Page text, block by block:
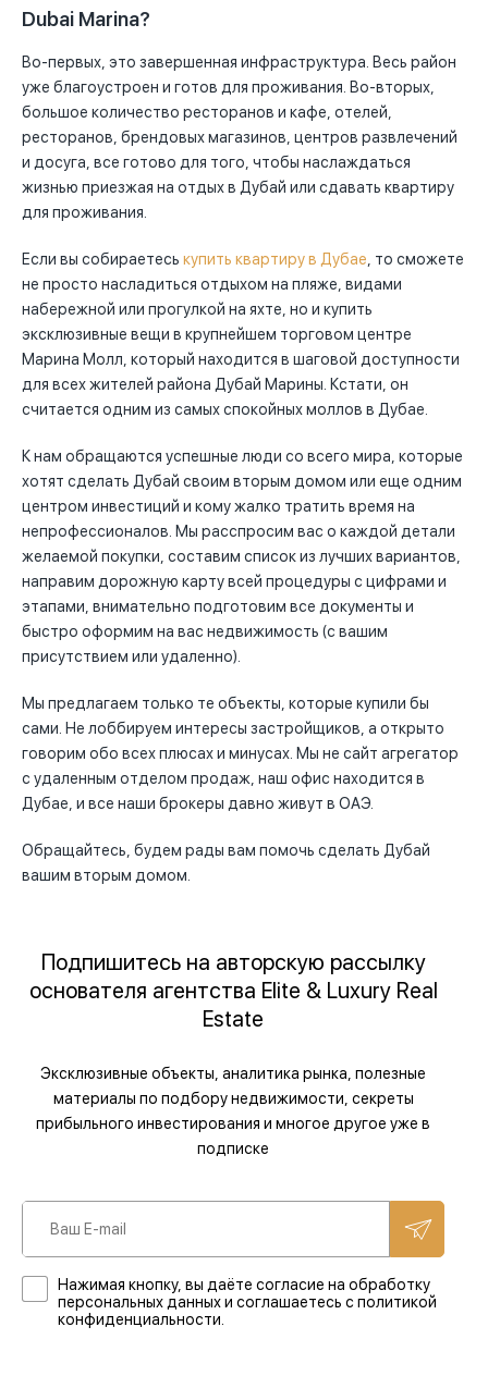
Dubai Marina?
Во-первых, это завершенная инфраструктура. Весь район
уже благоустроен и готов для проживания. Во-вторых,
большое количество ресторанов и кафе, отелей,
ресторанов, брендовых магазинов, центров развлечений
и досуга, все готово для того, чтобы наслаждаться
жизнью приезжая на отдых в Дубай или сдавать квартиру
для проживания.
Если вы собираетесь купить квартиру в Дубае , то сможете
не просто насладиться отдыхом на пляже, видами
набережной или прогулкой на яхте, но и купить
эксклюзивные вещи в крупнейшем торговом центре
Марина Молл, который находится в шаговой доступности
для всех жителей района Дубай Марины. Кстати, он
считается одним из самых спокойных моллов в Дубае.
К нам обращаются успешные люди со всего мира, которые
хотят сделать Дубай своим вторым домом или еще одним
центром инвестиций и кому жалко тратить время на
непрофессионалов. Мы расспросим вас о каждой детали
желаемой покупки, составим список из лучших вариантов,
направим дорожную карту всей процедуры с цифрами и
этапами, внимательно подготовим все документы и
быстро оформим на вас недвижимость (с вашим
присутствием или удаленно).
Мы предлагаем только те объекты, которые купили бы
сами. Не лоббируем интересы застройщиков, а открыто
говорим обо всех плюсах и минусах. Мы не сайт агрегатор
с удаленным отделом продаж, наш офис находится в
Дубае, и все наши брокеры давно живут в ОАЭ.
Обращайтесь, будем рады вам помочь сделать Дубай
вашим вторым домом.
Подпишитесь на авторскую рассылку
основателя агентства Elite & Luxury Real
Estate
Эксклюзивные объекты, аналитика рынка, полезные
материалы по подбору недвижимости, секреты
прибыльного инвестирования и многое другое уже в
подписке
Нажимая кнопку, вы даёте согласие на обработку
персональных данных и соглашаетесь с политикой
конфиденциальности.